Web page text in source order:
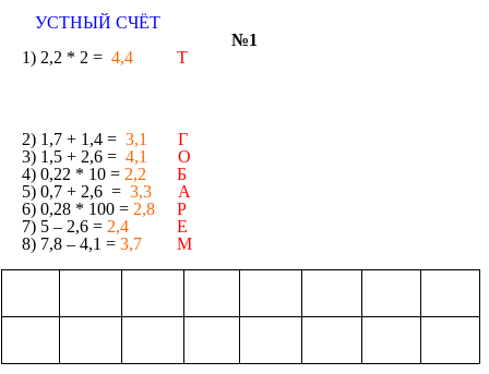
УСТНЫЙ СЧЁТ
№1
1) 2,2 * 2 = 4,4 Т
2) 1,7 + 1,4 = 3,1
Г
3) 1,5 + 2,6 = 4,1
О
4) 0,22 * 10 = 2,2
Б
5) 0,7 + 2,6 = 3,3
А
6) 0,28 * 100 = 2,8
Р
7) 5 – 2,6 = 2,4 Е
8) 7,8 – 4,1 = 3,7 М